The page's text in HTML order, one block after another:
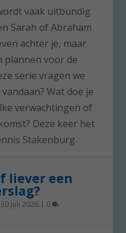
vaak uitbundig
Sarah of Abraham
achter je, maar
plannen voor de
serie vragen we
Wat doe je
verwachtingen of
Deze keer het
Stakenburg.
liever een
30 juli 2026 | 0